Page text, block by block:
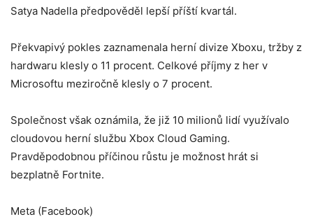
Satya Nadella předpověděl lepší příští kvartál.
Překvapivý pokles zaznamenala herní divize Xboxu, tržby z
hardwaru klesly o 11 procent. Celkové příjmy z her v
Microsoftu meziročně klesly o 7 procent.
Společnost však oznámila, že již 10 milionů lidí využívalo
cloudovou herní službu Xbox Cloud Gaming.
Pravděpodobnou příčinou růstu je možnost hrát si
bezplatně Fortnite.
Meta (Facebook)